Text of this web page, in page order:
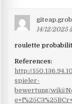
14/12/2025
roulette
References:
http://
spieler-
bewertung/wiki/